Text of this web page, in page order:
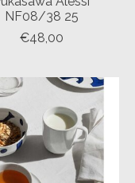
NF08/38 25
€48,00